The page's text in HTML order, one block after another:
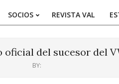
-
Entre
SOCIOS REVISTA VAL
del sucesor del
BY: